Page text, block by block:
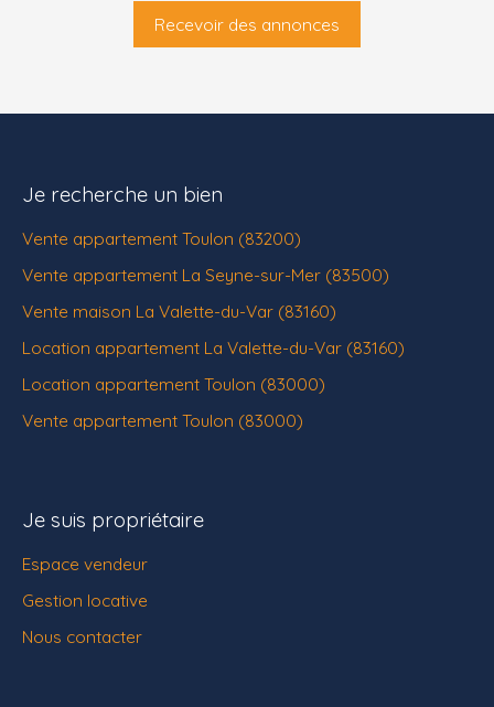
Recevoir des annonces
Je recherche un bien
Vente appartement Toulon (83200)
Vente appartement La Seyne-sur-Mer (83500)
Vente maison La Valette-du-Var (83160)
Location appartement La Valette-du-Var (83160)
Location appartement Toulon (83000)
Vente appartement Toulon (83000)
Je suis propriétaire
Espace vendeur
Gestion locative
Nous contacter